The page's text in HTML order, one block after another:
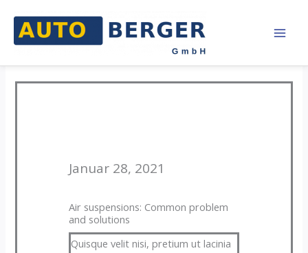
Inhalt
springen
Januar 28, 2021
Air suspensions: Common problem
and solutions
Quisque velit nisi, pretium ut lacinia